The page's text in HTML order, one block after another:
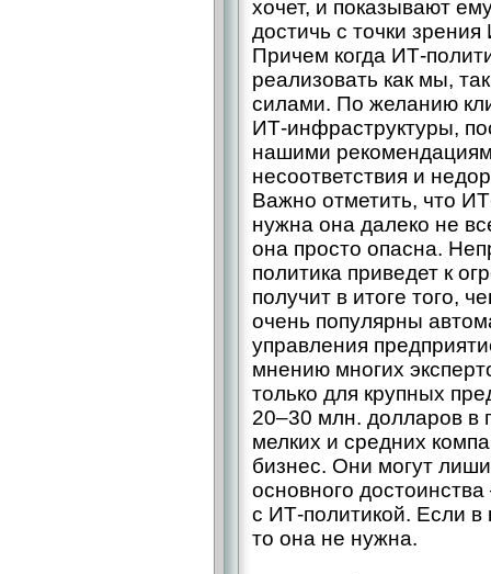
хочет, и показывают
достичь с точки
Причем когда ИТ-
реализовать как мы,
силами. По желанию
ИТ-инфраструктуры,
нашими
несоответствия и
Важно отметить, что
нужна она далеко не
она просто опасна.
политика приведет к
получит в итоге того,
очень популярны
управления
мнению многих
только для крупных
20–30 млн. долларов в
мелких и средних
бизнес. Они могут
основного
с ИТ-политикой. Если в
то она не нужна.